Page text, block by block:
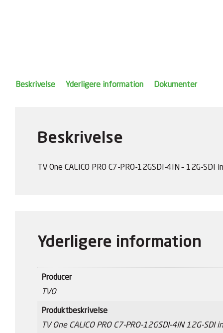
Beskrivelse Yderligere information Dokumenter
Beskrivelse
TV One CALICO PRO C7-PRO-12GSDI-4IN – 12G-SDI
Yderligere information
Producer
TVO
Produktbeskrivelse
TV One CALICO PRO C7-PRO-12GSDI-4IN 12G-SDI